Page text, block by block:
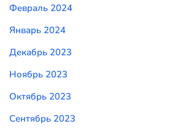
Февраль 2024
Январь 2024
Декабрь 2023
Ноябрь 2023
Октябрь 2023
Сентябрь 2023